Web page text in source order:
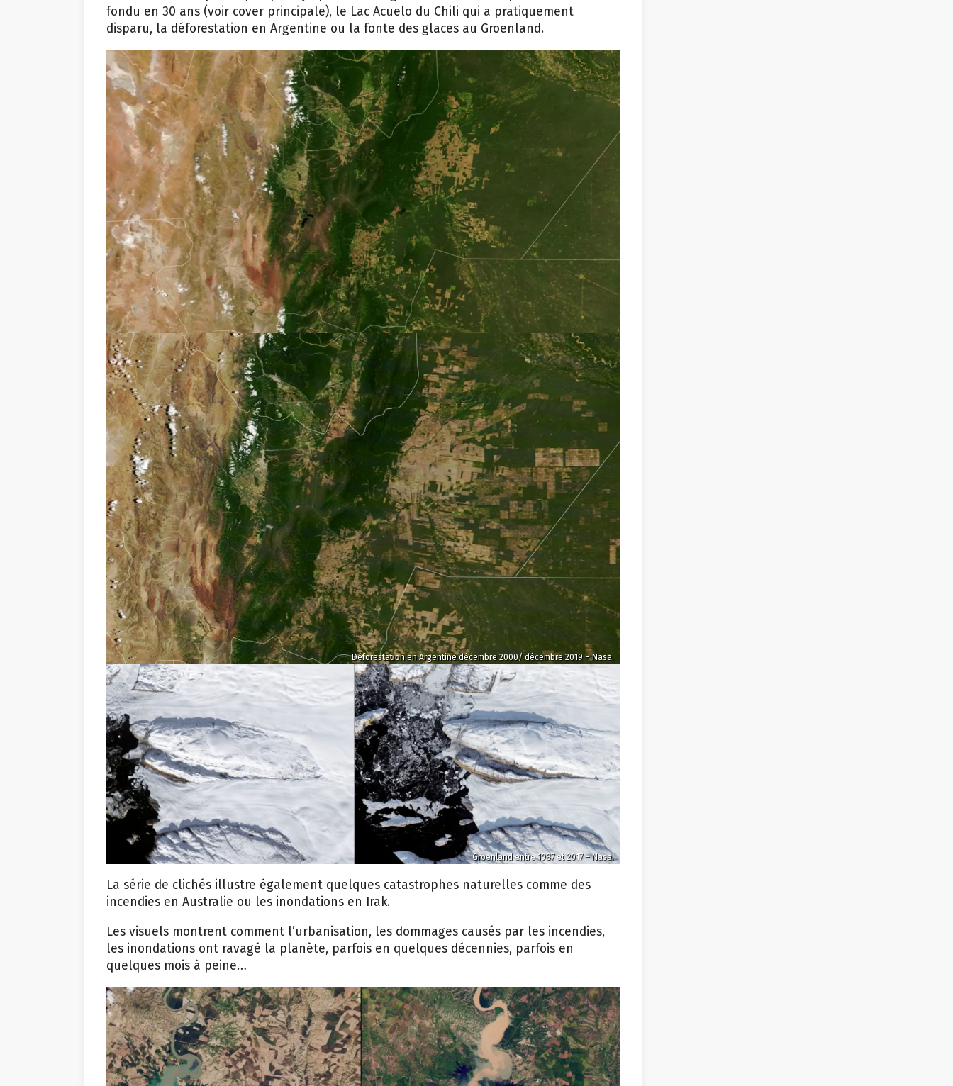
fondu en 30 ans (voir cover principale), le Lac Acuelo du Chili qui a pratiquement
disparu, la déforestation en Argentine ou la fonte des glaces au Groenland.
Déforestation en Argentine décembre 2000/ décembre 2019 – Nasa.
Groenland entre 1987 et 2017 – Nasa.
La série de clichés illustre également quelques catastrophes naturelles comme des
incendies en Australie ou les inondations en Irak.
Les visuels montrent comment l’urbanisation, les dommages causés par les incendies,
les inondations ont ravagé la planète, parfois en quelques décennies, parfois en
quelques mois à peine…